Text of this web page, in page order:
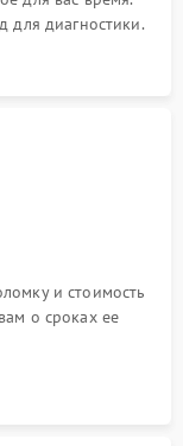
для диагностики.
и стоимость
о сроках ее